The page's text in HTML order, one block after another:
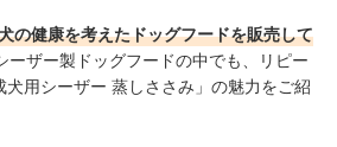
の健康を考えたドッグフードを販売して
ーザー製ドッグフードの中でも、リピー
犬用シーザー 蒸しささみ」の魅力をご紹